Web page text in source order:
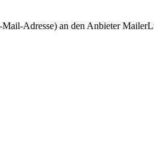
Adresse) an den Anbieter